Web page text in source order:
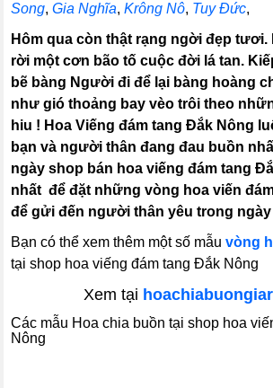
Song,Gia Nghĩa,Krông Nô, Tuy Đức,
Hôm qua còn thật rạng ngời đẹp tươi.
rời một cơn bão tố cuộc đời lá tan.
bẽ bàng Người đi để lại bàng hoàng
như gió thoảng bay vèo trôi theo
hiu ! Hoa Viếng đám tang Đắk Nông
bạn và người thân đang đau buồn
ngày shop bán hoa viếng đám tang
nhất để đặt những vòng hoa viến
để gửi đến người thân yêu trong ngày
Bạn có thể xem thêm một số mẫu vòng
tại shop hoa viếng đám tang Đắk Nông
Xem tại
Các mẫu Hoa chia buồn tại shop hoa
Nông